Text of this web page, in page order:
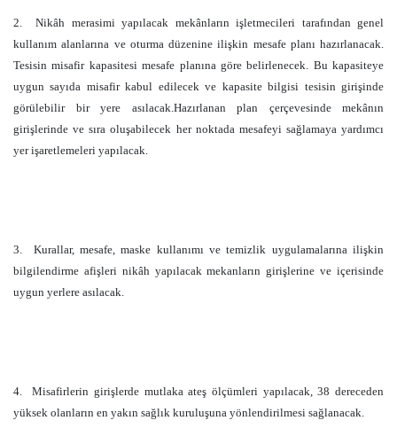
2.
Nikâh merasimi yapılacak mekânların işletmecileri tarafından genel
kullanım alanlarına ve oturma düzenine ilişkin mesafe planı hazırlanacak.
Tesisin misafir kapasitesi mesafe planına göre belirlenecek. Bu kapasiteye
uygun sayıda misafir kabul edilecek ve kapasite bilgisi tesisin girişinde
görülebilir bir yere asılacak.Hazırlanan plan çerçevesinde mekânın
girişlerinde ve sıra oluşabilecek her noktada mesafeyi sağlamaya yardımcı
yer işaretlemeleri yapılacak.
3.
Kurallar, mesafe, maske kullanımı ve temizlik uygulamalarına ilişkin
bilgilendirme afişleri nikâh yapılacak mekanların girişlerine ve içerisinde
uygun yerlere asılacak.
4.
Misafirlerin girişlerde mutlaka ateş ölçümleri yapılacak, 38 dereceden
yüksek olanların en yakın sağlık kuruluşuna yönlendirilmesi sağlanacak.